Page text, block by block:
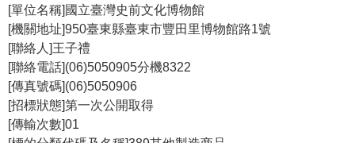
展
覽
學
習
探
索
[單位名稱]國立臺灣史前文化博物館
[機關地址]950臺東縣臺東市豐田里博物館路1號
[聯絡人]王子禮
[聯絡電話](06)5050905分機8322
[傳真號碼](06)5050906
[招標狀態]第一次公開取得
[傳輸次數]01